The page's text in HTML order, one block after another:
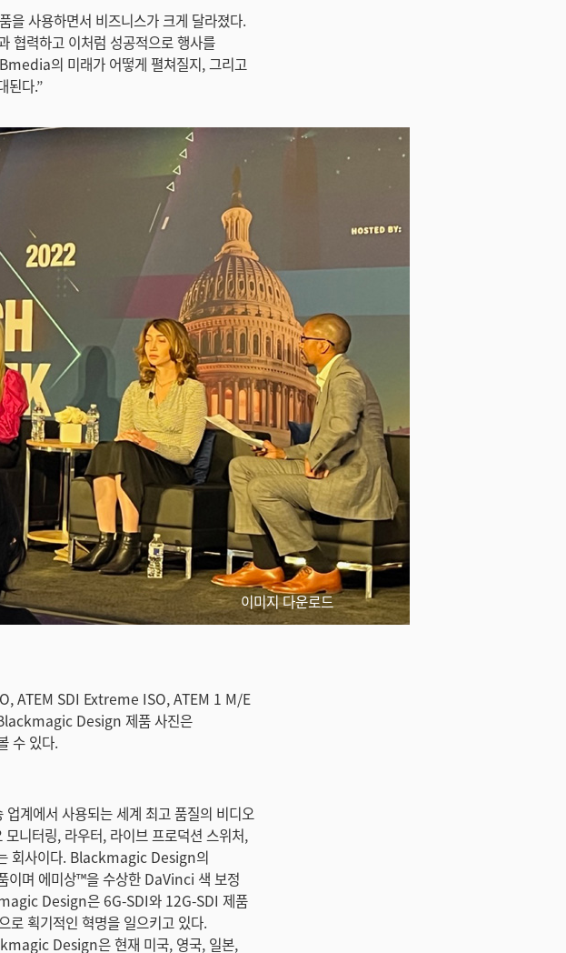
사용하면서 비즈니스가 크게 달라졌다.
협력하고 이처럼 성공적으로 행사를
의 미래가 어떻게 펼쳐질지, 그리고
된다.”
이미지 다운로드
ATEM SDI Extreme ISO, ATEM 1 M/E
Design 제품 사진은
수 있다.
계에서 사용되는 세계 최고 품질의 비디오
니터링, 라우터, 라이브 프로덕션 스위처,
회사이다. Blackmagic Design의
이며 에미상™을 수상한 DaVinci 색 보정
Design은 6G-SDI와 12G-SDI 제품
로 획기적인 혁명을 일으키고 있다.
Design은 현재 미국, 영국, 일본,